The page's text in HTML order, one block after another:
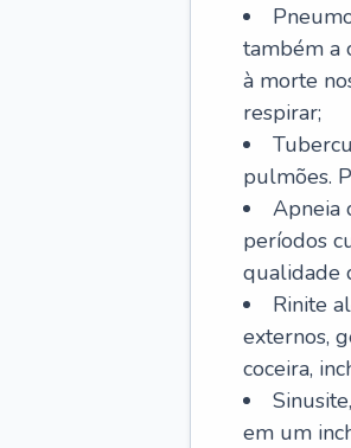
também a
à morte
respirar;
pulmões.
Apneia
períodos
qualidade
Rinite
externos,
coceira,
em um